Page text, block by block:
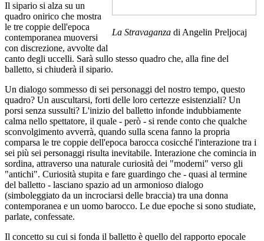
La Stravaganza di Angelin Preljocaj
Il sipario si alza su un
quadro onirico che mostra
le tre coppie dell'epoca
contemporanea muoversi
con discrezione, avvolte dal
canto degli uccelli. Sarà sullo stesso quadro che, alla fine del
balletto, si chiuderà il sipario.
Un dialogo sommesso di sei personaggi del nostro tempo, questo
quadro? Un auscultarsi, forti delle loro certezze esistenziali? Un
porsi senza sussulti? L'inizio del balletto infonde indubbiamente
calma nello spettatore, il quale - però - si rende conto che qualche
sconvolgimento avverrà, quando sulla scena fanno la propria
comparsa le tre coppie dell'epoca barocca cosicché l'interazione tra i
sei più sei personaggi risulta inevitabile. Interazione che comincia in
sordina, attraverso una naturale curiosità dei "moderni" verso gli
"antichi". Curiosità stupita e fare guardingo che - quasi al termine
del balletto - lasciano spazio ad un armonioso dialogo
(simboleggiato da un incrociarsi delle braccia) tra una donna
contemporanea e un uomo barocco. Le due epoche si sono studiate,
parlate, confessate.
Il concetto su cui si fonda il balletto è quello del rapporto epocale